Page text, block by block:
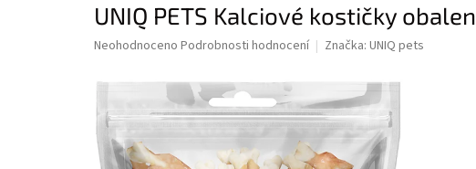
UNIQ PETS Kalciové kostičky
Průměrné
produktu
0,0
z
5
Neohodnoceno Podrobnosti hodnocení Značka: UNIQ pets